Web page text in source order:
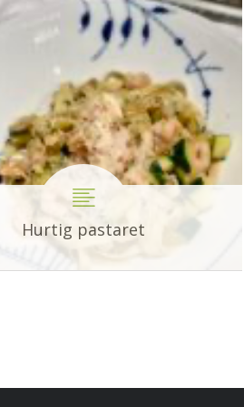
Hurtig pastaret